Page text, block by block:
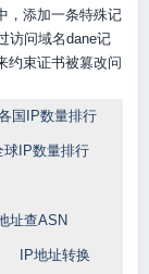
，添加一条特殊记
访问域名dane记
约束证书被篡改问
国IP数量排行
球IP数量排行
址查ASN
IP地址转换